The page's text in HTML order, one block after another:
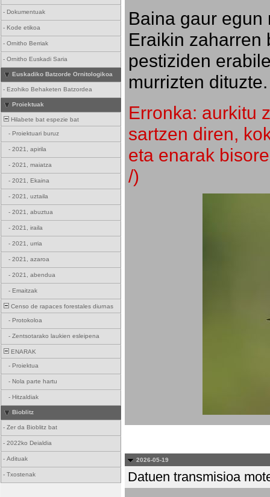
- Dokumentuak
- Kode etikoa
- Ornitho Berriak
- Ornitho Euskadi Saria
Euskadiko Batzorde Ornitologikoa
- Ezohiko Behaketen Batzordea
Proiektuak
Hilabete bat espezie bat
- Proiektuari buruz
- 2021, apirila
- 2021, maiatza
- 2021, Ekaina
- 2021, uztaila
- 2021, abuztua
- 2021, iraila
- 2021, urria
- 2021, azaroa
- 2021, abendua
- Emaitzak
Censo de rapaces forestales diurnas
- Protokoloa
- Zentsotarako laukien esleipena
ENARAK
- Proiektua
- Nola parte hartu
- Hitzaldiak
Bioblitz
- Zer da Bioblitz bat
- 2022ko Deialdia
- Adituak
- Txostenak
Baina gaur egun
Eraikin zaharren
pestiziden
murrizten dituzte.
Erronka: aurkitu
sartzen diren,
eta enarak
/)
2026-05-19
Datuen transmisioa